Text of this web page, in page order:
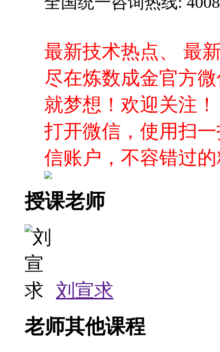
最新技术热点、 最
尽在炼数成金官方
就梦想！欢迎关注！
打开微信，使用扫
信账户，不容错过
授课老师
刘宣求
老师其他课程